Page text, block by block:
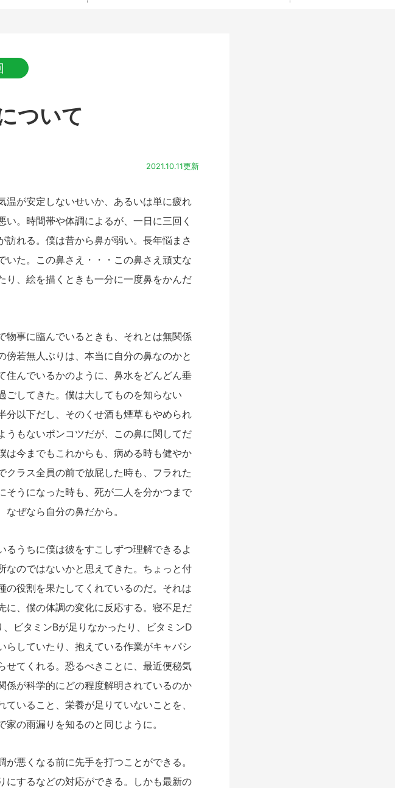
ついて
2021.10.11更新
が安定しないせいか、あるいは単に疲れ
。時間帯や体調によるが、一日に三回く
れる。僕は昔から鼻が弱い。長年悩まさ
た。この鼻さえ・・・この鼻さえ頑丈な
り、絵を描くときも一分に一度鼻をかんだ
事に臨んでいるときも、それとは無関係
若無人ぶりは、本当に自分の鼻なのかと
住んでいるかのように、鼻水をどんどん垂
ごしてきた。僕は大してものを知らない
分以下だし、そのくせ酒も煙草もやめられ
うもないポンコツだが、この鼻に関してだ
は今までもこれからも、病める時も健やか
ラス全員の前で放屁した時も、フラれた
そうになった時も、死が二人を分かつまで
ぜなら自分の鼻だから。
うちに僕は彼をすこしずつ理解できるよ
なのではないかと思えてきた。ちょっと付
の役割を果たしてくれているのだ。それは
に、僕の体調の変化に反応する。寝不足だ
ビタミンBが足りなかったり、ビタミンD
らしていたり、抱えている作業がキャパシ
せてくれる。恐るべきことに、最近便秘気
係が科学的にどの程度解明されているのか
いること、栄養が足りていないことを、
の雨漏りを知るのと同じように。
悪くなる前に先手を打つことができる。
にするなどの対応ができる。しかも最新の